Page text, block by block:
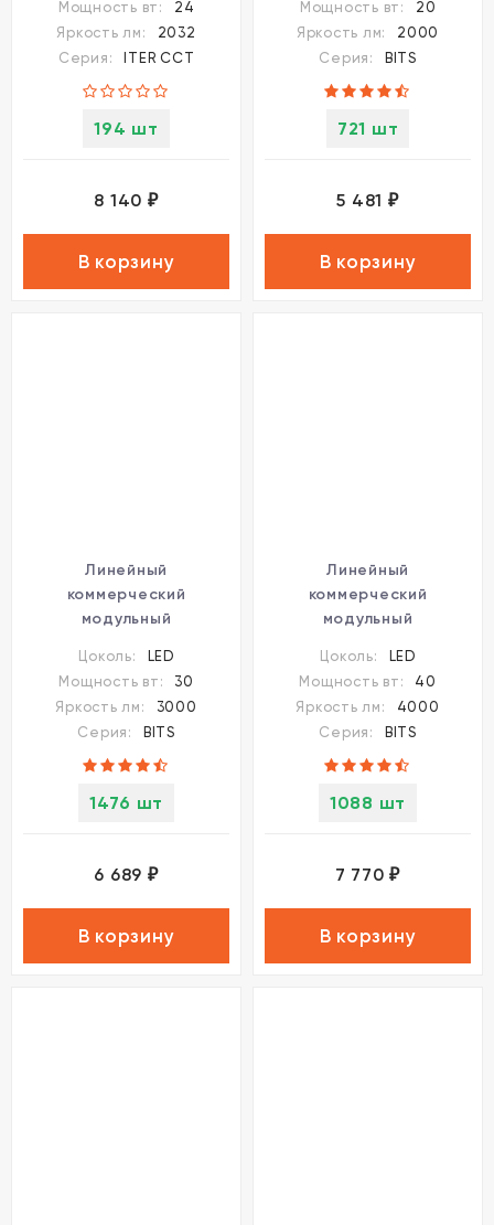
и CCT переключением
цветовой температуры
LED 24Вт 2032Лм 110°
CRI≥90 2700-3200-
Мощность вт:
24
Яркость лм:
2032
Серия:
ITER CCT
194 шт
8 140 ₽
В корзину
Novotech Bits 359110
Мощность вт:
20
Яркость лм:
2000
Серия:
BITS
721 шт
5 481 ₽
В корзину
Линейный
коммерческий
модульный
светильник 30Вт, 90см
Novotech Bits 359111
Цоколь:
LED
Мощность вт:
30
Яркость лм:
3000
Серия:
BITS
1476 шт
6 689 ₽
В корзину
Линейный
коммерческий
модульный
светильник 40Вт, 120см
Novotech Bits 359112
Цоколь:
LED
Мощность вт:
40
Яркость лм:
4000
Серия:
BITS
1088 шт
7 770₽
В корзину